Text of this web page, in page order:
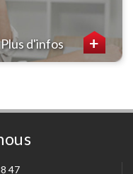
Plus d'infos
47